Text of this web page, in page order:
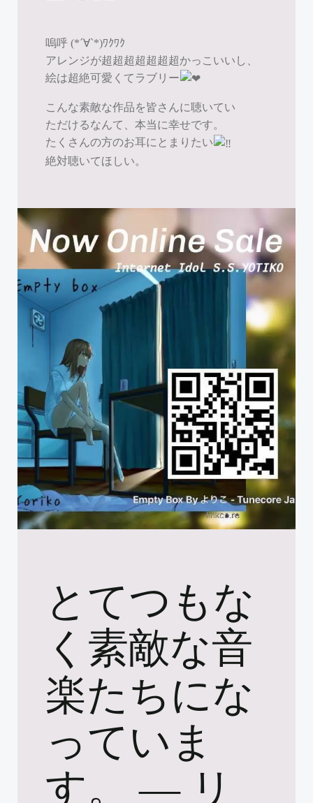
嗚呼 (*´∀`*)ﾜｸﾜｸ
アレンジが超超超超超超超かっこいいし、
絵は超絶可愛くてラブリー
こんな素敵な作品を皆さんに聴いてい
ただけるなんて、本当に幸せです。
たくさんの方のお耳にとまりたい
絶対聴いてほしい。
とてつもな
く素敵な音
楽たちにな
っていま
す。 ― リ